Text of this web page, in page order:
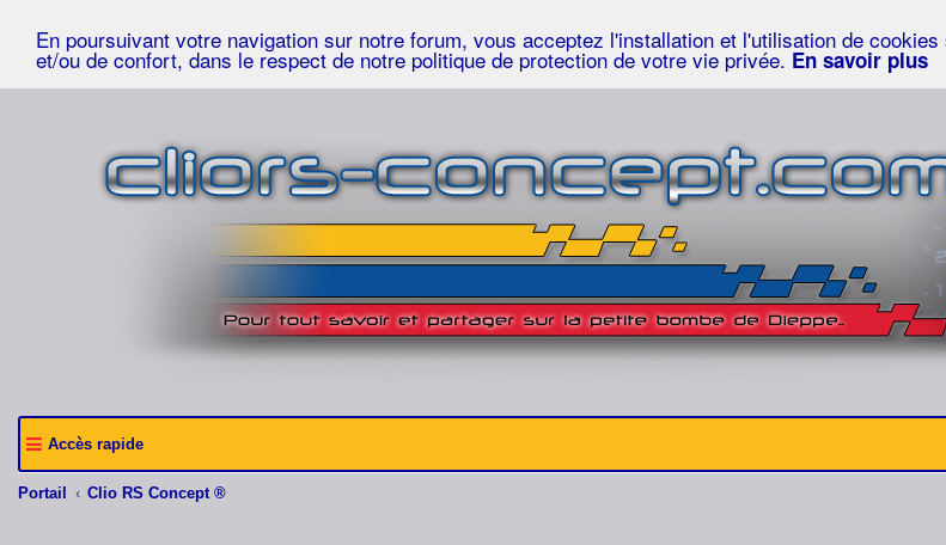
En poursuivant votre navigation sur notre forum, vous acceptez l'installation et l'utilisation de
et/ou de confort, dans le respect de notre politique de protection de votre vie privée. En savoir plus
Accès rapide
Portail Clio RS Concept ®